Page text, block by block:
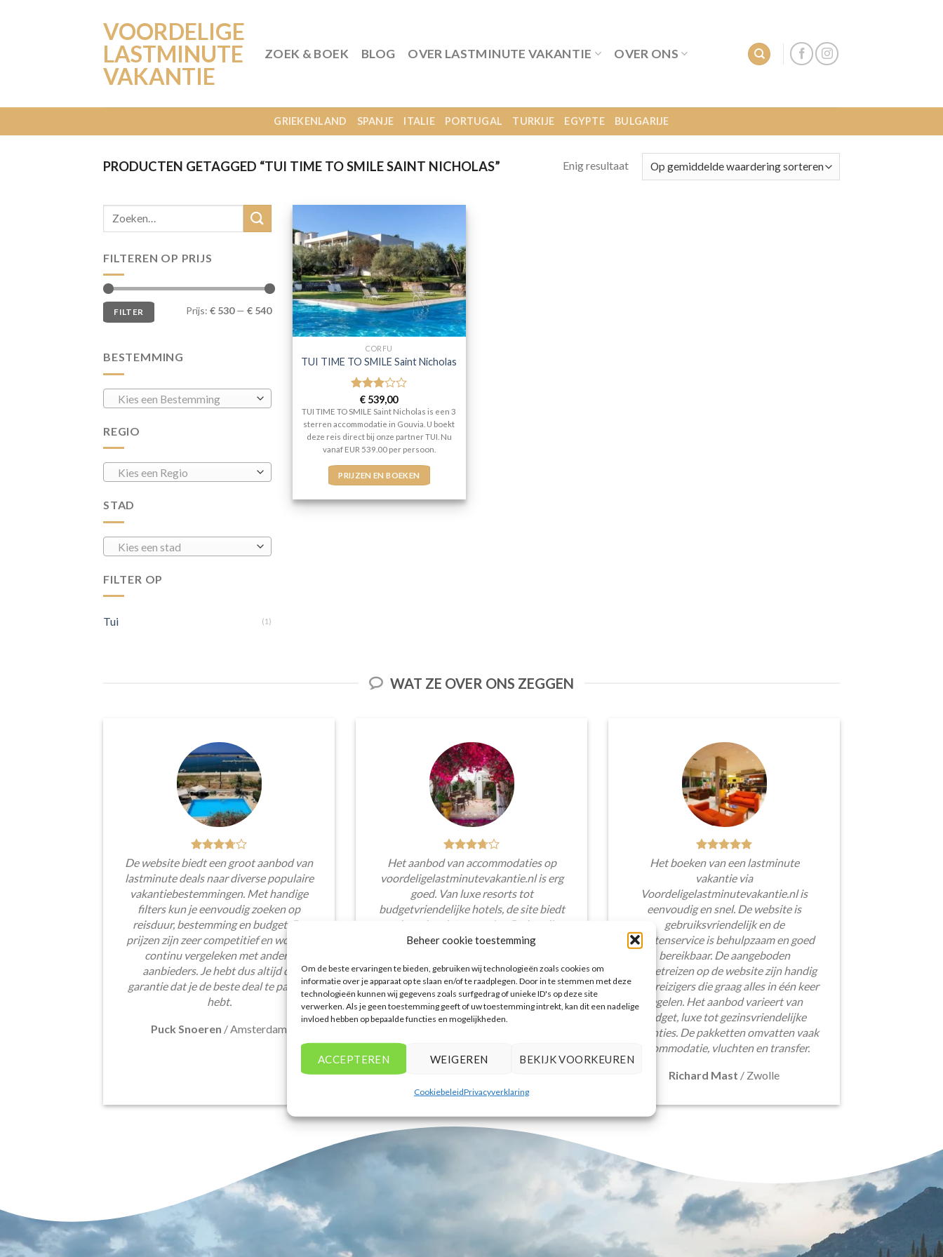
Beheer cookie toestemming
Om de beste ervaringen te bieden, gebruiken wij technologieën zoals cookies om
informatie over je apparaat op te slaan en/of te raadplegen. Door in te stemmen met deze
technologieën kunnen wij gegevens zoals surfgedrag of unieke ID's op deze site
verwerken. Als je geen toestemming geeft of uw toestemming intrekt, kan dit een nadelige
invloed hebben op bepaalde functies en mogelijkheden.
ACCEPTEREN WEIGEREN BEKIJK VOORKEUREN
CookiebeleidPrivacyverklaring
VOORDELIGE
LASTMINUTE
VAKANTIE
ZOEK & BOEK BLOG OVER LASTMINUTE VAKANTIE OVER ONS
GRIEKENLAND SPANJE ITALIE PORTUGAL TURKIJE EGYPTE BULGARIJE
PRODUCTEN GETAGGED “TUI TIME TO SMILE SAINT NICHOLAS” Enig resultaat
FILTEREN OP PRIJS
Min.
prijs
Max.
prijsFILTER Prijs: € 530— € 540
BESTEMMING
Kies een Bestemming
REGIO
Kies een Regio
STAD
Kies een stad
FILTER OP
Tui (1)
CORFU
TUI TIME TO SMILE Saint Nicholas
Gewaardeerd
3uit 5
€ 539,00
TUI TIME TO SMILE Saint Nicholas is een 3
sterren accommodatie in Gouvia. U boekt
deze reis direct bij onze partner TUI. Nu
vanaf EUR 539.00 per persoon.
PRIJZEN EN BOEKEN
WAT ZE OVER ONS ZEGGEN
De website biedt een groot aanbod van
lastminute deals naar diverse populaire
vakantiebestemmingen. Met handige
filters kun je eenvoudig zoeken op
reisduur, bestemming en budget. De
prijzen zijn zeer competitief en worden
continu vergeleken met andere
aanbieders. Je hebt dus altijd de
garantie dat je de beste deal te pakken
hebt.
Puck Snoeren / Amsterdam
Het aanbod van accommodaties op
voordeligelastminutevakantie.nl is erg
goed. Van luxe resorts tot
budgetvriendelijke hotels, de site biedt
een breed scala aan opties. De handige
zoekfilters maakten het eenvoudig om
aansluiten bij mijn voorkeuren en
budget.
Tim Beukers/Tilburg
Het boeken van een lastminute
vakantie via
Voordeligelastminutevakantie.nl is
eenvoudig en snel. De website is
gebruiksvriendelijk en de
klantenservice is behulpzaam en goed
bereikbaar. De aangeboden
pakketreizen op de website zijn handig
voor reizigers die graag alles in één keer
regelen. Het aanbod varieert van
budget, luxe tot gezinsvriendelijke
vakanties. De pakketten omvatten vaak
accommodatie, vluchten en transfer.
Richard Mast / Zwolle